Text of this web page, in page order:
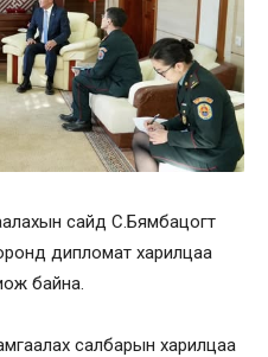
сайд С.Бямбацогт
дипломат харилцаа
байна.
салбарын харилцаа